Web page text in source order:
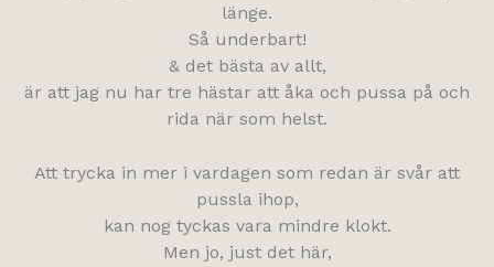
länge.
Så underbart!
& det bästa av allt,
är att jag nu har tre hästar att åka och pussa på och
rida när som helst.
Att trycka in mer i vardagen som redan är svår att
pussla ihop,
kan nog tyckas vara mindre klokt.
Men jo, just det här,